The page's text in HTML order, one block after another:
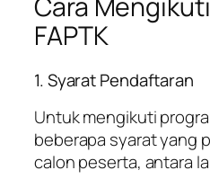
FAPTK
1. Syarat Pendaftaran
Untuk mengikuti
beberapa syarat yang
calon peserta, antara